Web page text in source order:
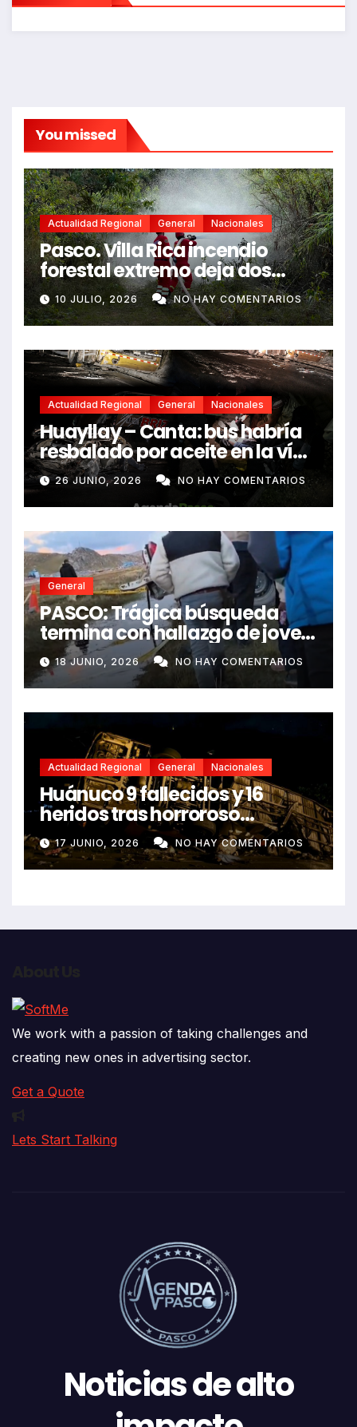
You missed
Actualidad Regional General Nacionales
Pasco. Villa Rica incendio
forestal extremo deja dos
fallecidos y heridos
10 JULIO, 2026 NO HAY COMENTARIOS
Actualidad Regional General Nacionales
Huayllay – Canta: bus habría
resbalado por aceite en la vía
e impactó auto siniestrado
dejando dos fallecidos
26 JUNIO, 2026 NO HAY COMENTARIOS
General
PASCO: Trágica búsqueda
termina con hallazgo de joven
sin vida en Rancas
18 JUNIO, 2026 NO HAY COMENTARIOS
Actualidad Regional General Nacionales
Huánuco 9 fallecidos y 16
heridos tras horroroso
despiste de bus Real Chancas
que impactó contra vivienda
17 JUNIO, 2026 NO HAY COMENTARIOS
We work with a passion of taking challenges and
creating new ones in advertising sector.
Get a Quote
Lets Start Talking
Noticias de alto